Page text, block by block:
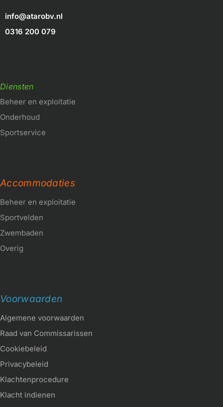
info@atarobv.nl
0316 200 079
Diensten
Beheer en exploitatie
Onderhoud
Sportservice
Accommodaties
Beheer en exploitatie
Sportvelden
Zwembaden
Overig
Voorwaarden
Algemene voorwaarden
Raad van Commissarissen
Cookiebeleid
Privacybeleid
Klachtenprocedure
Klacht indienen